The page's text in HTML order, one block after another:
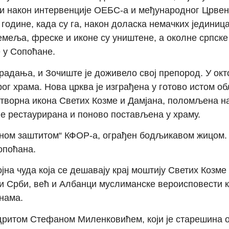
интервенције ОЕБС-а и међународног
када су га, након доласка немачких
фреске и иконе су уништене, а околне
у Сопоћане.
и Зочиште је доживело свој препород. У
храма. Нова црква је изграђена у готово истом
икона Светих Козме и Дамјана, поломљена
рестаурирана и поново постављена у храму.
заштитом“ КФОР-а, ограђен бодљикавом
чуда која се дешавају крај моштију Светих
већ и Албанци муслиманске вероисповести
Стефаном Миленковићем, који је старешина